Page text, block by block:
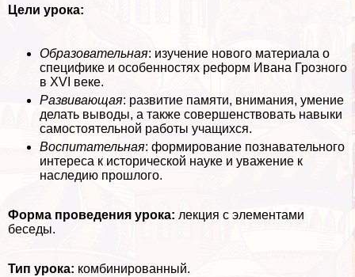
Цели урока:
Образовательная: изучение нового материала о
специфике и особенностях реформ Ивана Грозного
в XVI веке.
Развивающая: развитие памяти, внимания, умение
делать выводы, а также совершенствовать навыки
самостоятельной работы учащихся.
Воспитательная: формирование познавательного
интереса к исторической науке и уважение к
наследию прошлого.
Форма проведения урока: лекция с элементами
беседы.
Тип урока: комбинированный.